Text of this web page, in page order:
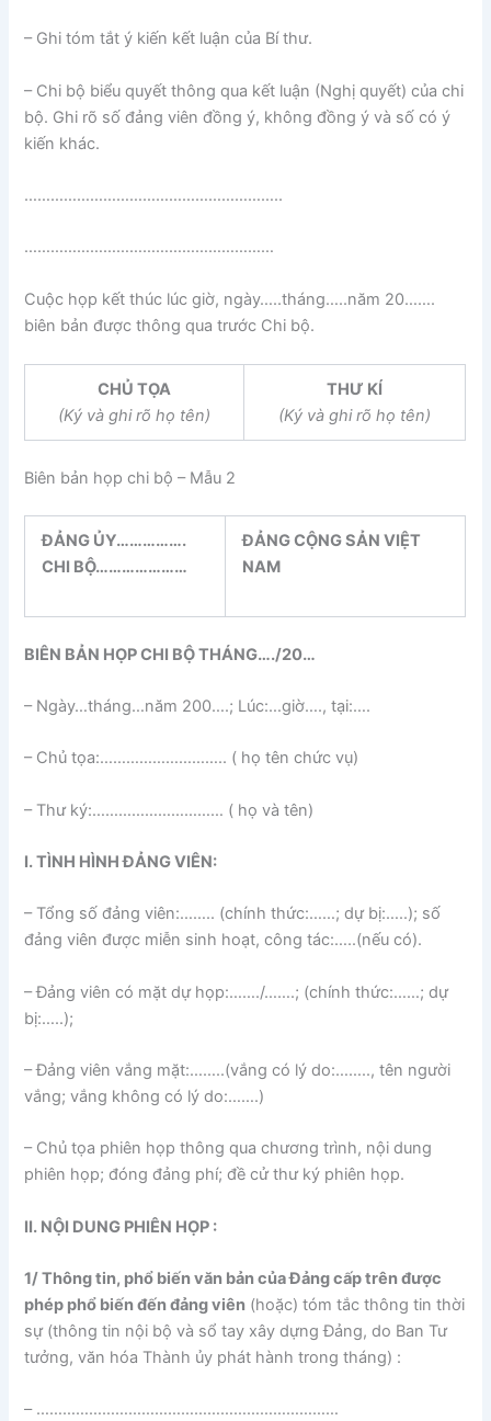
– Ghi tóm tắt ý kiến kết luận của Bí thư.
– Chi bộ biểu quyết thông qua kết luận (Nghị quyết) của chi
bộ. Ghi rõ số đảng viên đồng ý, không đồng ý và số có ý
kiến khác.
…………………………………………………..
…………………………………………………
Cuộc họp kết thúc lúc giờ, ngày…..tháng…..năm 20…….
biên bản được thông qua trước Chi bộ.
CHỦ TỌA
(Ký và ghi rõ họ tên)
THƯ KÍ
(Ký và ghi rõ họ tên)
Biên bản họp chi bộ – Mẫu 2
ĐẢNG ỦY…………….
CHI BỘ…………………
ĐẢNG CỘNG SẢN VIỆT
NAM
BIÊN BẢN HỌP CHI BỘ THÁNG…./20…
– Ngày…tháng…năm 200….; Lúc:…giờ…., tại:….
– Chủ tọa:……………………….. ( họ tên chức vụ)
– Thư ký:………………………… ( họ và tên)
I. TÌNH HÌNH ĐẢNG VIÊN:
– Tổng số đảng viên:…….. (chính thức:……; dự bị:…..); số
đảng viên được miễn sinh hoạt, công tác:…..(nếu có).
– Đảng viên có mặt dự họp:……./…….; (chính thức:……; dự
bị:…..);
– Đảng viên vắng mặt:……..(vắng có lý do:…….., tên người
vắng; vắng không có lý do:…….)
– Chủ tọa phiên họp thông qua chương trình, nội dung
phiên họp; đóng đảng phí; đề cử thư ký phiên họp.
II. NỘI DUNG PHIÊN HỌP :
1/ Thông tin, phổ biến văn bản của Đảng cấp trên được
phép phổ biến đến đảng viên (hoặc) tóm tắc thông tin thời
sự (thông tin nội bộ và sổ tay xây dựng Đảng, do Ban Tư
tưởng, văn hóa Thành ủy phát hành trong tháng) :
– ……………………………………………………………